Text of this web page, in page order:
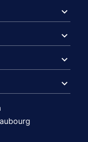
expand_more
expand_more
expand_more
expand_more